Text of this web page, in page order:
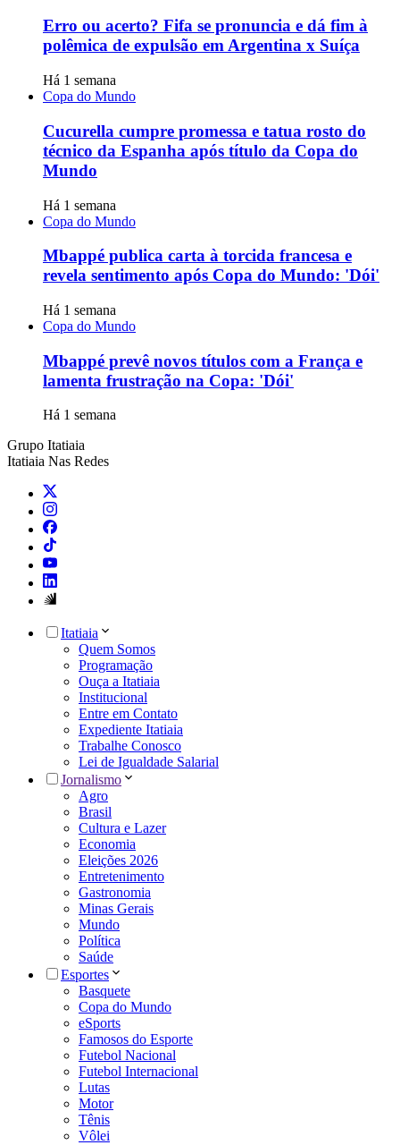
Erro ou acerto? Fifa se pronuncia e dá fim à
polêmica de expulsão em Argentina x Suíça
Há 1 semana
Copa do Mundo
Cucurella cumpre promessa e tatua rosto do
técnico da Espanha após título da Copa do
Mundo
Há 1 semana
Copa do Mundo
Mbappé publica carta à torcida francesa e
revela sentimento após Copa do Mundo: 'Dói'
Há 1 semana
Copa do Mundo
Mbappé prevê novos títulos com a França e
lamenta frustração na Copa: 'Dói'
Há 1 semana
Grupo Itatiaia
Itatiaia Nas Redes
Itatiaia
Quem Somos
Programação
Ouça a Itatiaia
Institucional
Entre em Contato
Expediente Itatiaia
Trabalhe Conosco
Lei de Igualdade Salarial
Jornalismo
Agro
Brasil
Cultura e Lazer
Economia
Eleições 2026
Entretenimento
Gastronomia
Minas Gerais
Mundo
Política
Saúde
Esportes
Basquete
Copa do Mundo
eSports
Famosos do Esporte
Futebol Nacional
Futebol Internacional
Lutas
Motor
Tênis
Vôlei